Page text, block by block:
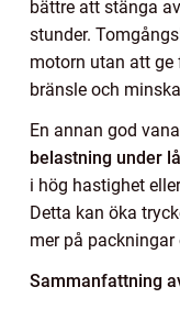
bättre att stänga
stunder.
motorn utan att ge
bränsle och
En annan god
belastning under
i hög hastighet
Detta kan öka
mer på
Sammanfattning